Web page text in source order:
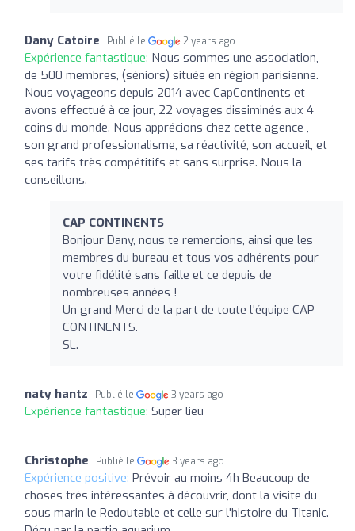
Dany Catoire Publié le 2 years ago
Expérience fantastique: Nous sommes une association,
de 500 membres, (séniors) située en région parisienne.
Nous voyageons depuis 2014 avec CapContinents et
avons effectué à ce jour, 22 voyages dissiminés aux 4
coins du monde. Nous apprécions chez cette agence ,
son grand professionalisme, sa réactivité, son accueil, et
ses tarifs très compétitifs et sans surprise. Nous la
conseillons.
CAP CONTINENTS
Bonjour Dany, nous te remercions, ainsi que les
membres du bureau et tous vos adhérents pour
votre fidélité sans faille et ce depuis de
nombreuses années !
Un grand Merci de la part de toute l'équipe CAP
CONTINENTS.
SL.
naty hantz Publié le 3 years ago
Expérience fantastique: Super lieu
Christophe Publié le 3 years ago
Expérience positive: Prévoir au moins 4h Beaucoup de
choses très intéressantes à découvrir, dont la visite du
sous marin le Redoutable et celle sur l'histoire du Titanic.